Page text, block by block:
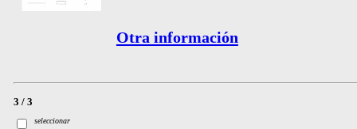
Otra información
3 / 3
seleccionar